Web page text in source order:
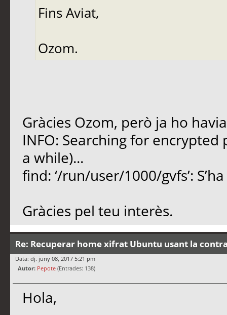
Fins Aviat,
Ozom.
Gràcies Ozom, però ja ho
INFO: Searching for
a while)...
find: ‘/run/user/1000/gvfs’:
Gràcies pel teu interès.
Re: Recuperar home xifrat Ubuntu usant la
Data: dj. juny 08, 2017 5:21 pm
Autor: Pepote (Entrades: 138)
Hola,